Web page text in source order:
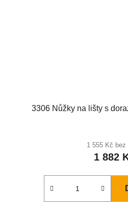
3306 Nůžky na lišty s
1 555 Kč bez
1 882